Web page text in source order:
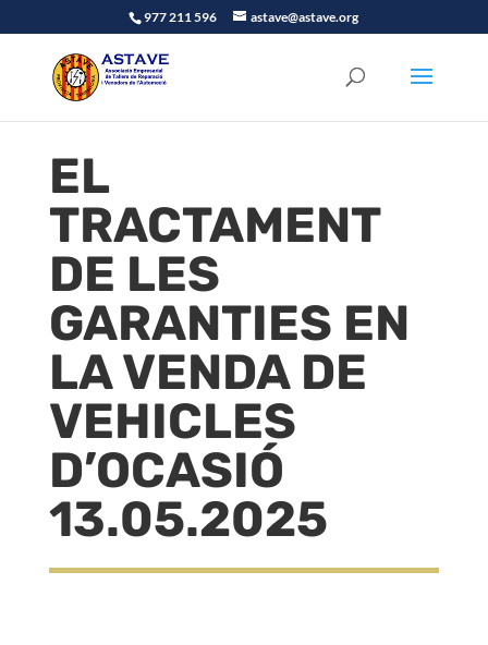
977 211 596 astave@astave.org
EL
TRACTAMENT
DE LES
GARANTIES EN
LA VENDA DE
VEHICLES
D’OCASIÓ
13.05.2025